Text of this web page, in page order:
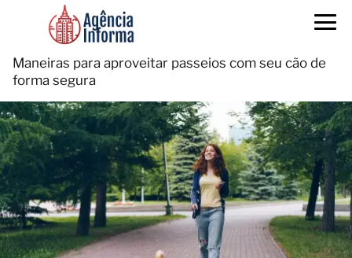
Maneiras para aproveitar passeios com seu cão de
forma segura